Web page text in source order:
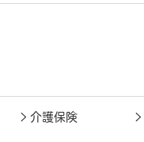
介護保険